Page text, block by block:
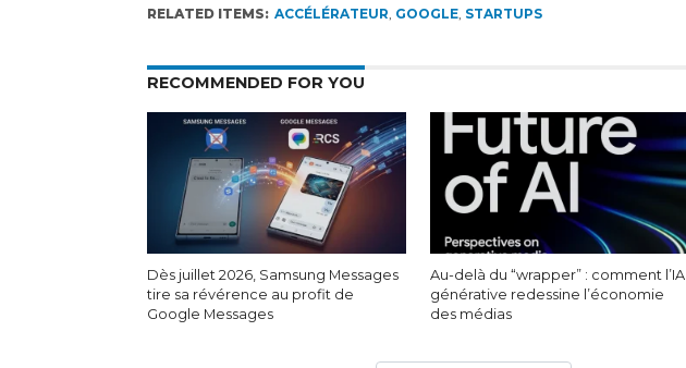
RELATED ITEMS: ACCÉLÉRATEUR, GOOGLE, STARTUPS
RECOMMENDED FOR YOU
Dès juillet 2026, Samsung Messages
tire sa révérence au profit de
Google Messages
Au-delà du “wrapper” : comment l’IA
générative redessine l’économie
des médias